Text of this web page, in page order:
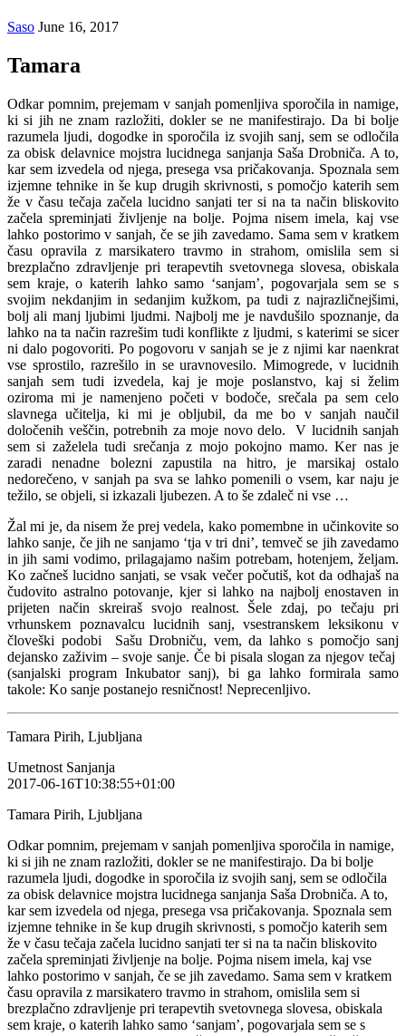
Saso June 16, 2017
Tamara
Odkar pomnim, prejemam v sanjah pomenljiva sporočila in namige,
ki si jih ne znam razložiti, dokler se ne manifestirajo. Da bi bolje
razumela ljudi, dogodke in sporočila iz svojih sanj, sem se odločila
za obisk delavnice mojstra lucidnega sanjanja Saša Drobniča. A to,
kar sem izvedela od njega, presega vsa pričakovanja. Spoznala sem
izjemne tehnike in še kup drugih skrivnosti, s pomočjo katerih sem
že v času tečaja začela lucidno sanjati ter si na ta način bliskovito
začela spreminjati življenje na bolje. Pojma nisem imela, kaj vse
lahko postorimo v sanjah, če se jih zavedamo. Sama sem v kratkem
času opravila z marsikatero travmo in strahom, omislila sem si
brezplačno zdravljenje pri terapevtih svetovnega slovesa, obiskala
sem kraje, o katerih lahko samo ‘sanjam’, pogovarjala sem se s
svojim nekdanjim in sedanjim kužkom, pa tudi z najrazličnejšimi,
bolj ali manj ljubimi ljudmi. Najbolj me je navdušilo spoznanje, da
lahko na ta način razrešim tudi konflikte z ljudmi, s katerimi se sicer
ni dalo pogovoriti. Po pogovoru v sanjah se je z njimi kar naenkrat
vse sprostilo, razrešilo in se uravnovesilo. Mimogrede, v lucidnih
sanjah sem tudi izvedela, kaj je moje poslanstvo, kaj si želim
oziroma mi je namenjeno početi v bodoče, srečala pa sem celo
slavnega učitelja, ki mi je obljubil, da me bo v sanjah naučil
določenih veščin, potrebnih za moje novo delo. V lucidnih sanjah
sem si zaželela tudi srečanja z mojo pokojno mamo. Ker nas je
zaradi nenadne bolezni zapustila na hitro, je marsikaj ostalo
nedorečeno, v sanjah pa sva se lahko pomenili o vsem, kar naju je
težilo, se objeli, si izkazali ljubezen. A to še zdaleč ni vse …
Žal mi je, da nisem že prej vedela, kako pomembne in učinkovite so
lahko sanje, če jih ne sanjamo ‘tja v tri dni’, temveč se jih zavedamo
in jih sami vodimo, prilagajamo našim potrebam, hotenjem, željam.
Ko začneš lucidno sanjati, se vsak večer počutiš, kot da odhajaš na
čudovito astralno potovanje, kjer si lahko na najbolj enostaven in
prijeten način skreiraš svojo realnost. Šele zdaj, po tečaju pri
vrhunskem poznavalcu lucidnih sanj, vsestranskem leksikonu v
človeški podobi Sašu Drobniču, vem, da lahko s pomočjo sanj
dejansko zaživim – svoje sanje. Če bi pisala slogan za njegov tečaj
(sanjalski program Inkubator sanj), bi ga lahko formirala samo
takole: Ko sanje postanejo resničnost! Neprecenljivo.
Tamara Pirih, Ljubljana
Umetnost Sanjanja
2017-06-16T10:38:55+01:00
Tamara Pirih, Ljubljana
Odkar pomnim, prejemam v sanjah pomenljiva sporočila in namige,
ki si jih ne znam razložiti, dokler se ne manifestirajo. Da bi bolje
razumela ljudi, dogodke in sporočila iz svojih sanj, sem se odločila
za obisk delavnice mojstra lucidnega sanjanja Saša Drobniča. A to,
kar sem izvedela od njega, presega vsa pričakovanja. Spoznala sem
izjemne tehnike in še kup drugih skrivnosti, s pomočjo katerih sem
že v času tečaja začela lucidno sanjati ter si na ta način bliskovito
začela spreminjati življenje na bolje. Pojma nisem imela, kaj vse
lahko postorimo v sanjah, če se jih zavedamo. Sama sem v kratkem
času opravila z marsikatero travmo in strahom, omislila sem si
brezplačno zdravljenje pri terapevtih svetovnega slovesa, obiskala
sem kraje, o katerih lahko samo ‘sanjam’, pogovarjala sem se s